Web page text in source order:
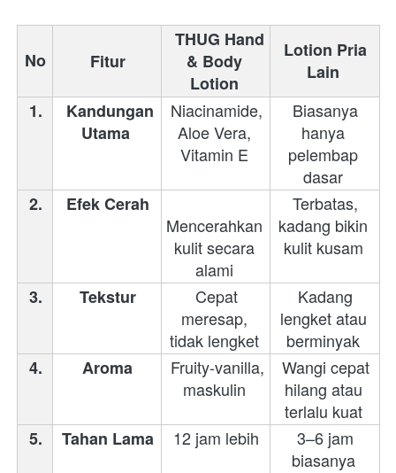
No Fitur
THUG Hand
& Body
Lotion
Lotion Pria
Lain
1.
Kandungan
Utama
Aloe Vera,
Vitamin E
hanya
pelembap
dasar
2.
Efek Cerah
Mencerahkan
kulit secara
alami
kadang bikin
kulit kusam
3. Tekstur
meresap,
tidak lengket
lengket atau
berminyak
4.
Aroma
maskulin
hilang atau
terlalu kuat
5.
12 jam lebih
biasanya